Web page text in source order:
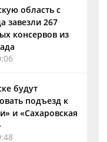
область с
завезли 267
консервов из
будут
подъезд к
и «Сахаровская